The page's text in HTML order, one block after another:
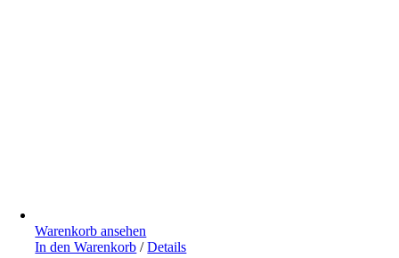
Warenkorb ansehen
In den Warenkorb / Details